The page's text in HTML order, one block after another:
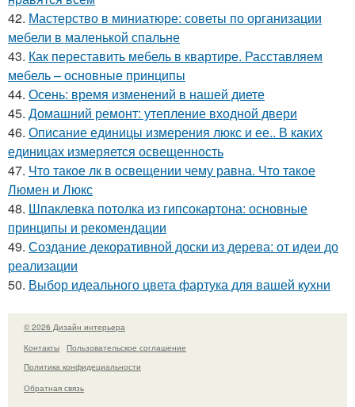
42. Мастерство в миниатюре: советы по организации
мебели в маленькой спальне
43. Как переставить мебель в квартире. Расставляем
мебель – основные принципы
44. Осень: время изменений в нашей диете
45. Домашний ремонт: утепление входной двери
46. Описание единицы измерения люкс и ее.. В каких
единицах измеряется освещенность
47. Что такое лк в освещении чему равна. Что такое
Люмен и Люкс
48. Шпаклевка потолка из гипсокартона: основные
принципы и рекомендации
49. Создание декоративной доски из дерева: от идеи до
реализации
50. Выбор идеального цвета фартука для вашей кухни
© 2026 Дизайн интерьера
Контакты
Пользовательское соглашение
Политика конфидециальности
Обратная связь